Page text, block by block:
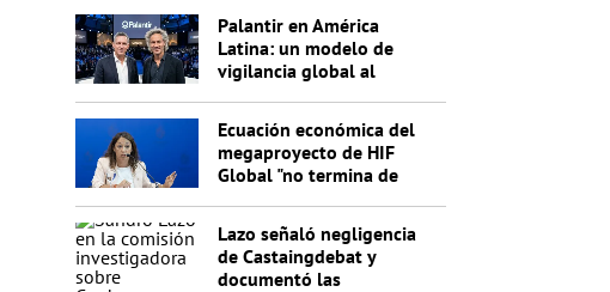
Palantir en América
Latina: un modelo de
vigilancia global al
Ecuación económica del
megaproyecto de HIF
Global "no termina de
Lazo señaló negligencia
de Castaingdebat y
documentó las